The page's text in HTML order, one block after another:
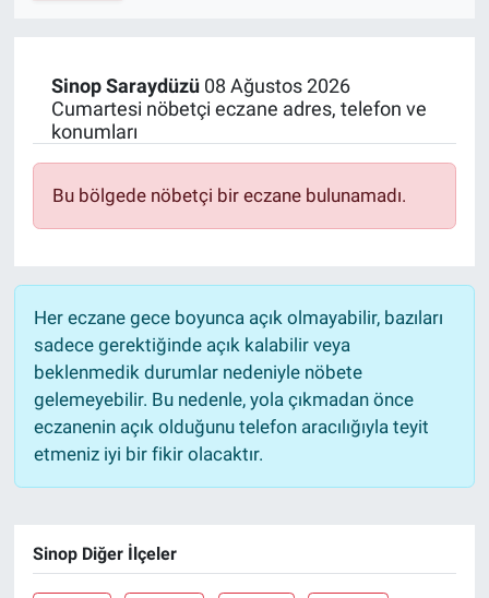
Sinop Saraydüzü08 Ağustos 2026
Cumartesi nöbetçi eczane adres, telefon ve
konumları
Bu bölgede nöbetçi bir eczane bulunamadı.
Her eczane gece boyunca açık olmayabilir, bazıları
sadece gerektiğinde açık kalabilir veya
beklenmedik durumlar nedeniyle nöbete
gelemeyebilir. Bu nedenle, yola çıkmadan önce
eczanenin açık olduğunu telefon aracılığıyla teyit
etmeniz iyi bir fikir olacaktır.
Sinop Diğer İlçeler
RESMİ İLANLAR